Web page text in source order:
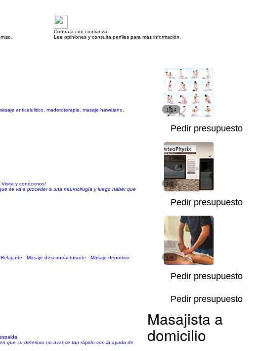
Contrata con confianza
Lee opiniones y consulta perfiles para más información.
anticelulitico, maderoterapia, masaje hawaiano,
1/14
Pedir presupuesto
y conócenos!
se va a proceder a una neurocirugía y luego haber que
1/9
Pedir presupuesto
- Masaje descontracturante - Masaje deportivo -
1/8
Pedir presupuesto
que su deterioro no avance tan rápido con la ayuda de
Pedir presupuesto
Masajista a
domicilio